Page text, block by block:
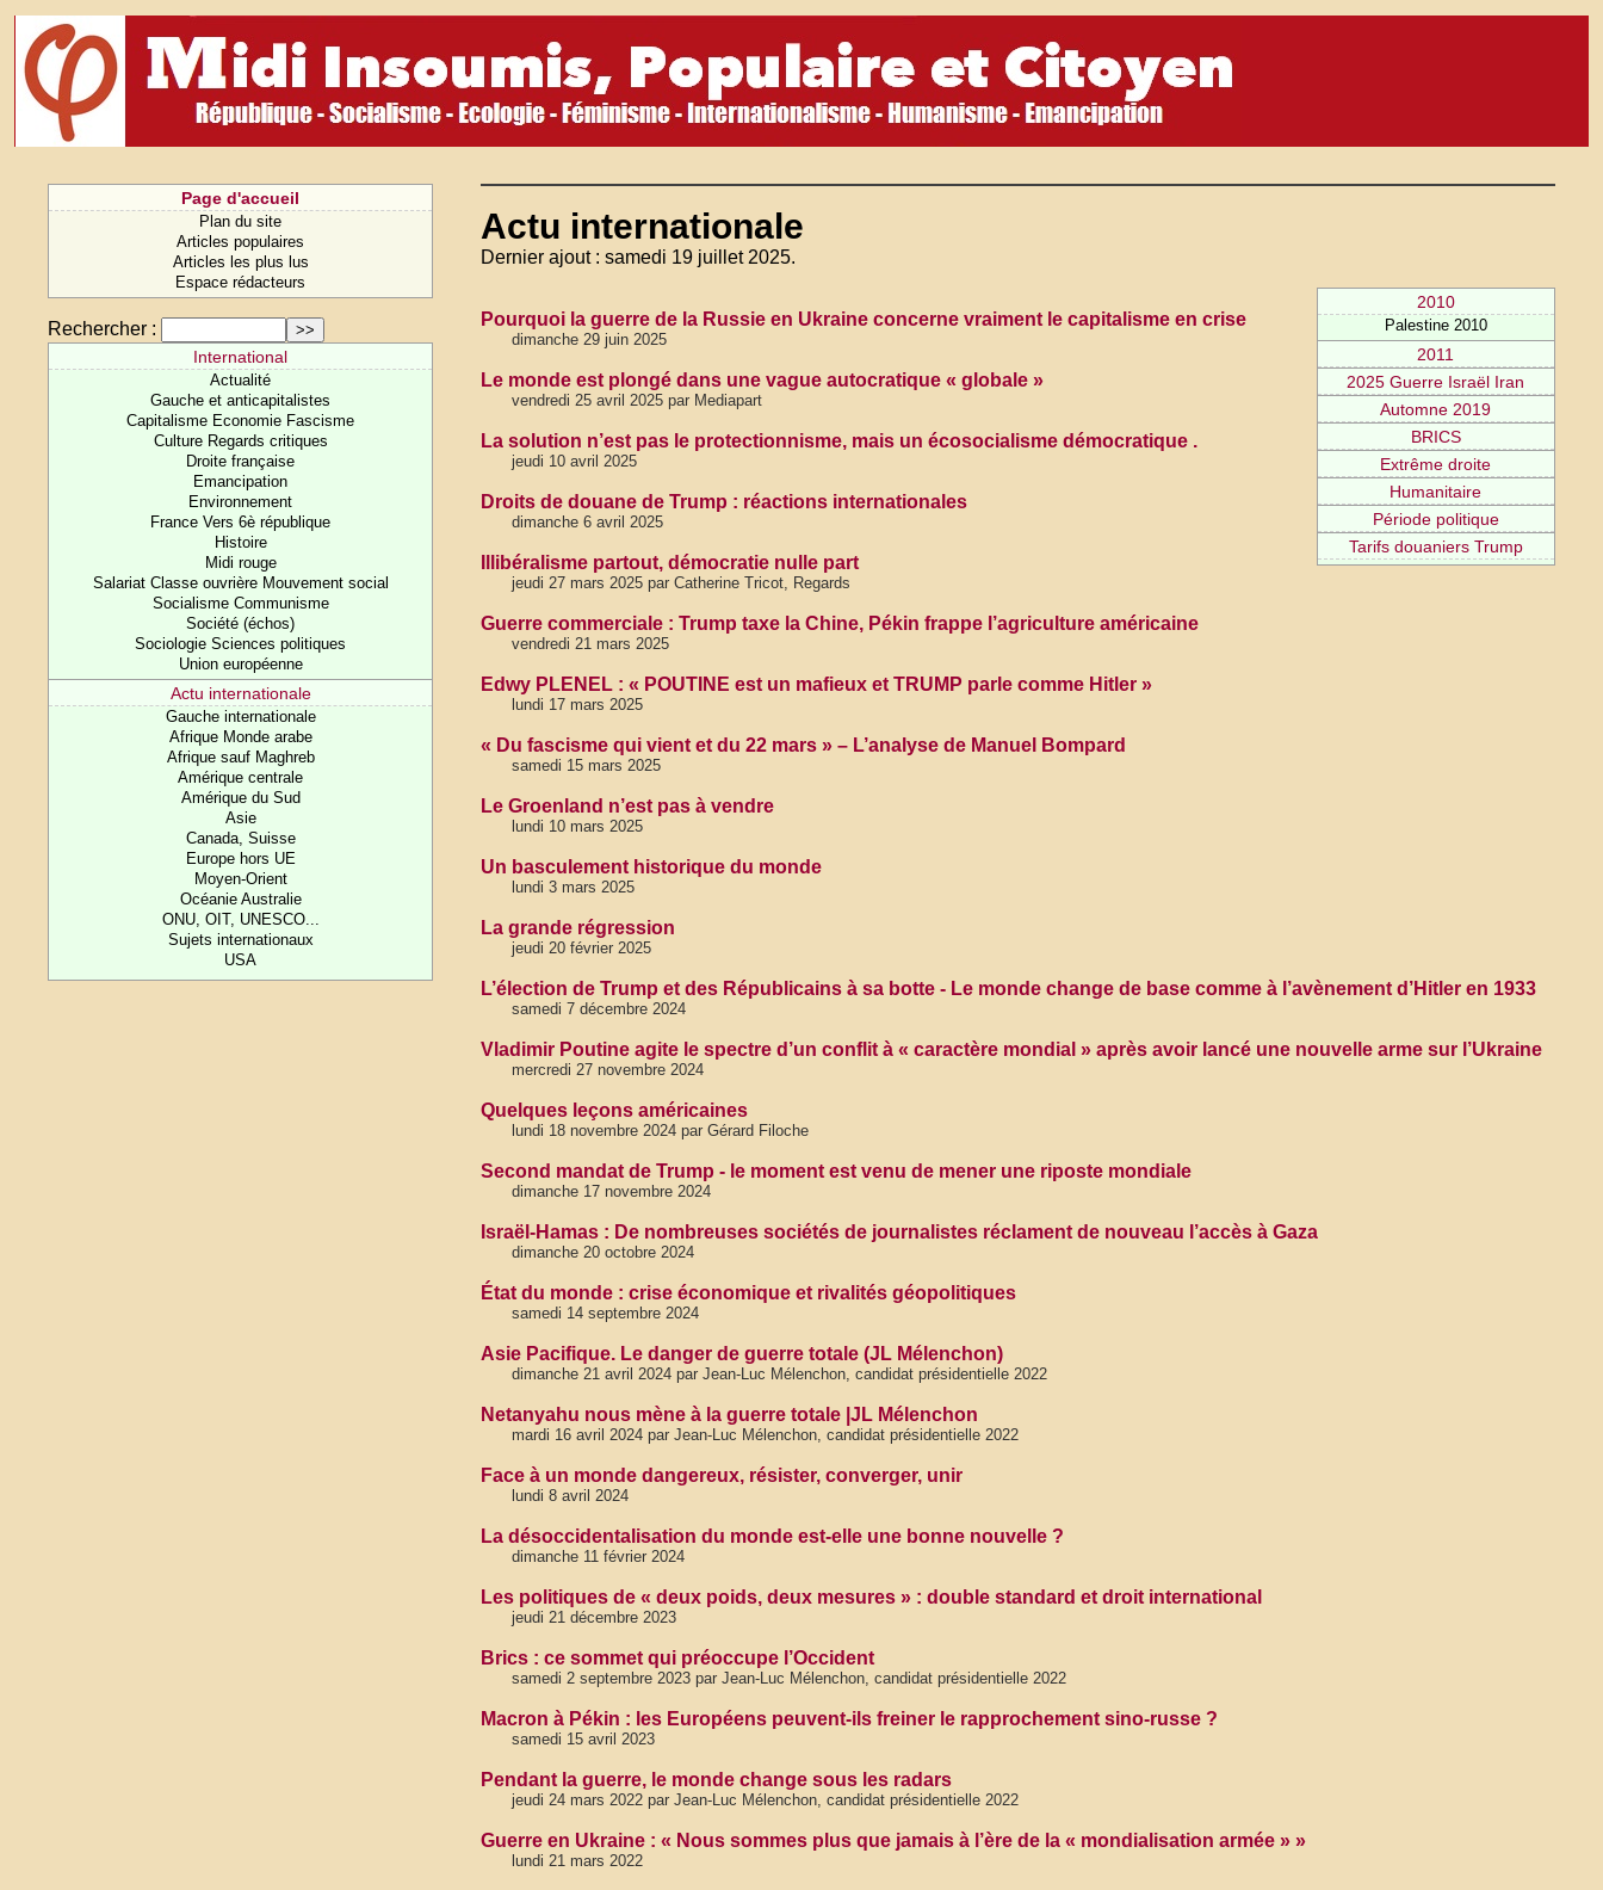
Page d'accueil
Plan du site
Articles populaires
Articles les plus lus
Espace rédacteurs
Rechercher :
International
Actualité
Gauche et anticapitalistes
Capitalisme Economie Fascisme
Culture Regards critiques
Droite française
Emancipation
Environnement
France Vers 6è république
Histoire
Midi rouge
Salariat Classe ouvrière Mouvement social
Socialisme Communisme
Société (échos)
Sociologie Sciences politiques
Union européenne
Actu internationale
Gauche internationale
Afrique Monde arabe
Afrique sauf Maghreb
Amérique centrale
Amérique du Sud
Asie
Canada, Suisse
Europe hors UE
Moyen-Orient
Océanie Australie
ONU, OIT, UNESCO...
Sujets internationaux
USA
Actu internationale
Dernier ajout : samedi 19 juillet 2025.
2010
Palestine 2010
2011
2025 Guerre Israël Iran
Automne 2019
BRICS
Extrême droite
Humanitaire
Période politique
Tarifs douaniers Trump
Pourquoi la guerre de la Russie en Ukraine concerne vraiment le capitalisme en crise
dimanche 29 juin 2025
Le monde est plongé dans une vague autocratique « globale »
vendredi 25 avril 2025 par Mediapart
La solution n’est pas le protectionnisme, mais un écosocialisme démocratique .
jeudi 10 avril 2025
Droits de douane de Trump : réactions internationales
dimanche 6 avril 2025
Illibéralisme partout, démocratie nulle part
jeudi 27 mars 2025 par Catherine Tricot, Regards
Guerre commerciale : Trump taxe la Chine, Pékin frappe l’agriculture américaine
vendredi 21 mars 2025
Edwy PLENEL : « POUTINE est un mafieux et TRUMP parle comme Hitler »
lundi 17 mars 2025
« Du fascisme qui vient et du 22 mars » – L’analyse de Manuel Bompard
samedi 15 mars 2025
Le Groenland n’est pas à vendre
lundi 10 mars 2025
Un basculement historique du monde
lundi 3 mars 2025
La grande régression
jeudi 20 février 2025
L’élection de Trump et des Républicains à sa botte - Le monde change de base comme à l’avènement d’Hitler en 1933
samedi 7 décembre 2024
Vladimir Poutine agite le spectre d’un conflit à « caractère mondial » après avoir lancé une nouvelle arme sur l’Ukraine
mercredi 27 novembre 2024
Quelques leçons américaines
lundi 18 novembre 2024 par Gérard Filoche
Second mandat de Trump - le moment est venu de mener une riposte mondiale
dimanche 17 novembre 2024
Israël-Hamas : De nombreuses sociétés de journalistes réclament de nouveau l’accès à Gaza
dimanche 20 octobre 2024
État du monde : crise économique et rivalités géopolitiques
samedi 14 septembre 2024
Asie Pacifique. Le danger de guerre totale (JL Mélenchon)
dimanche 21 avril 2024 par Jean-Luc Mélenchon, candidat présidentielle 2022
Netanyahu nous mène à la guerre totale |JL Mélenchon
mardi 16 avril 2024 par Jean-Luc Mélenchon, candidat présidentielle 2022
Face à un monde dangereux, résister, converger, unir
lundi 8 avril 2024
La désoccidentalisation du monde est-elle une bonne nouvelle ?
dimanche 11 février 2024
Les politiques de « deux poids, deux mesures » : double standard et droit international
jeudi 21 décembre 2023
Brics : ce sommet qui préoccupe l’Occident
samedi 2 septembre 2023 par Jean-Luc Mélenchon, candidat présidentielle 2022
Macron à Pékin : les Européens peuvent-ils freiner le rapprochement sino-russe ?
samedi 15 avril 2023
Pendant la guerre, le monde change sous les radars
jeudi 24 mars 2022 par Jean-Luc Mélenchon, candidat présidentielle 2022
Guerre en Ukraine : « Nous sommes plus que jamais à l’ère de la « mondialisation armée » »
lundi 21 mars 2022